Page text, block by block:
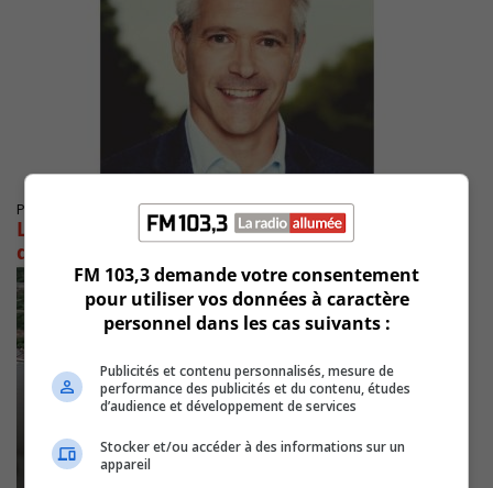
Publié le 18 novembre 2025 à 07h32
Le député bloquiste ne freine pas l’expansion
du Port
FM 103,3 demande votre consentement
pour utiliser vos données à caractère
personnel dans les cas suivants :
Publicités et contenu personnalisés, mesure de
performance des publicités et du contenu, études
d’audience et développement de services
Stocker et/ou accéder à des informations sur un
appareil